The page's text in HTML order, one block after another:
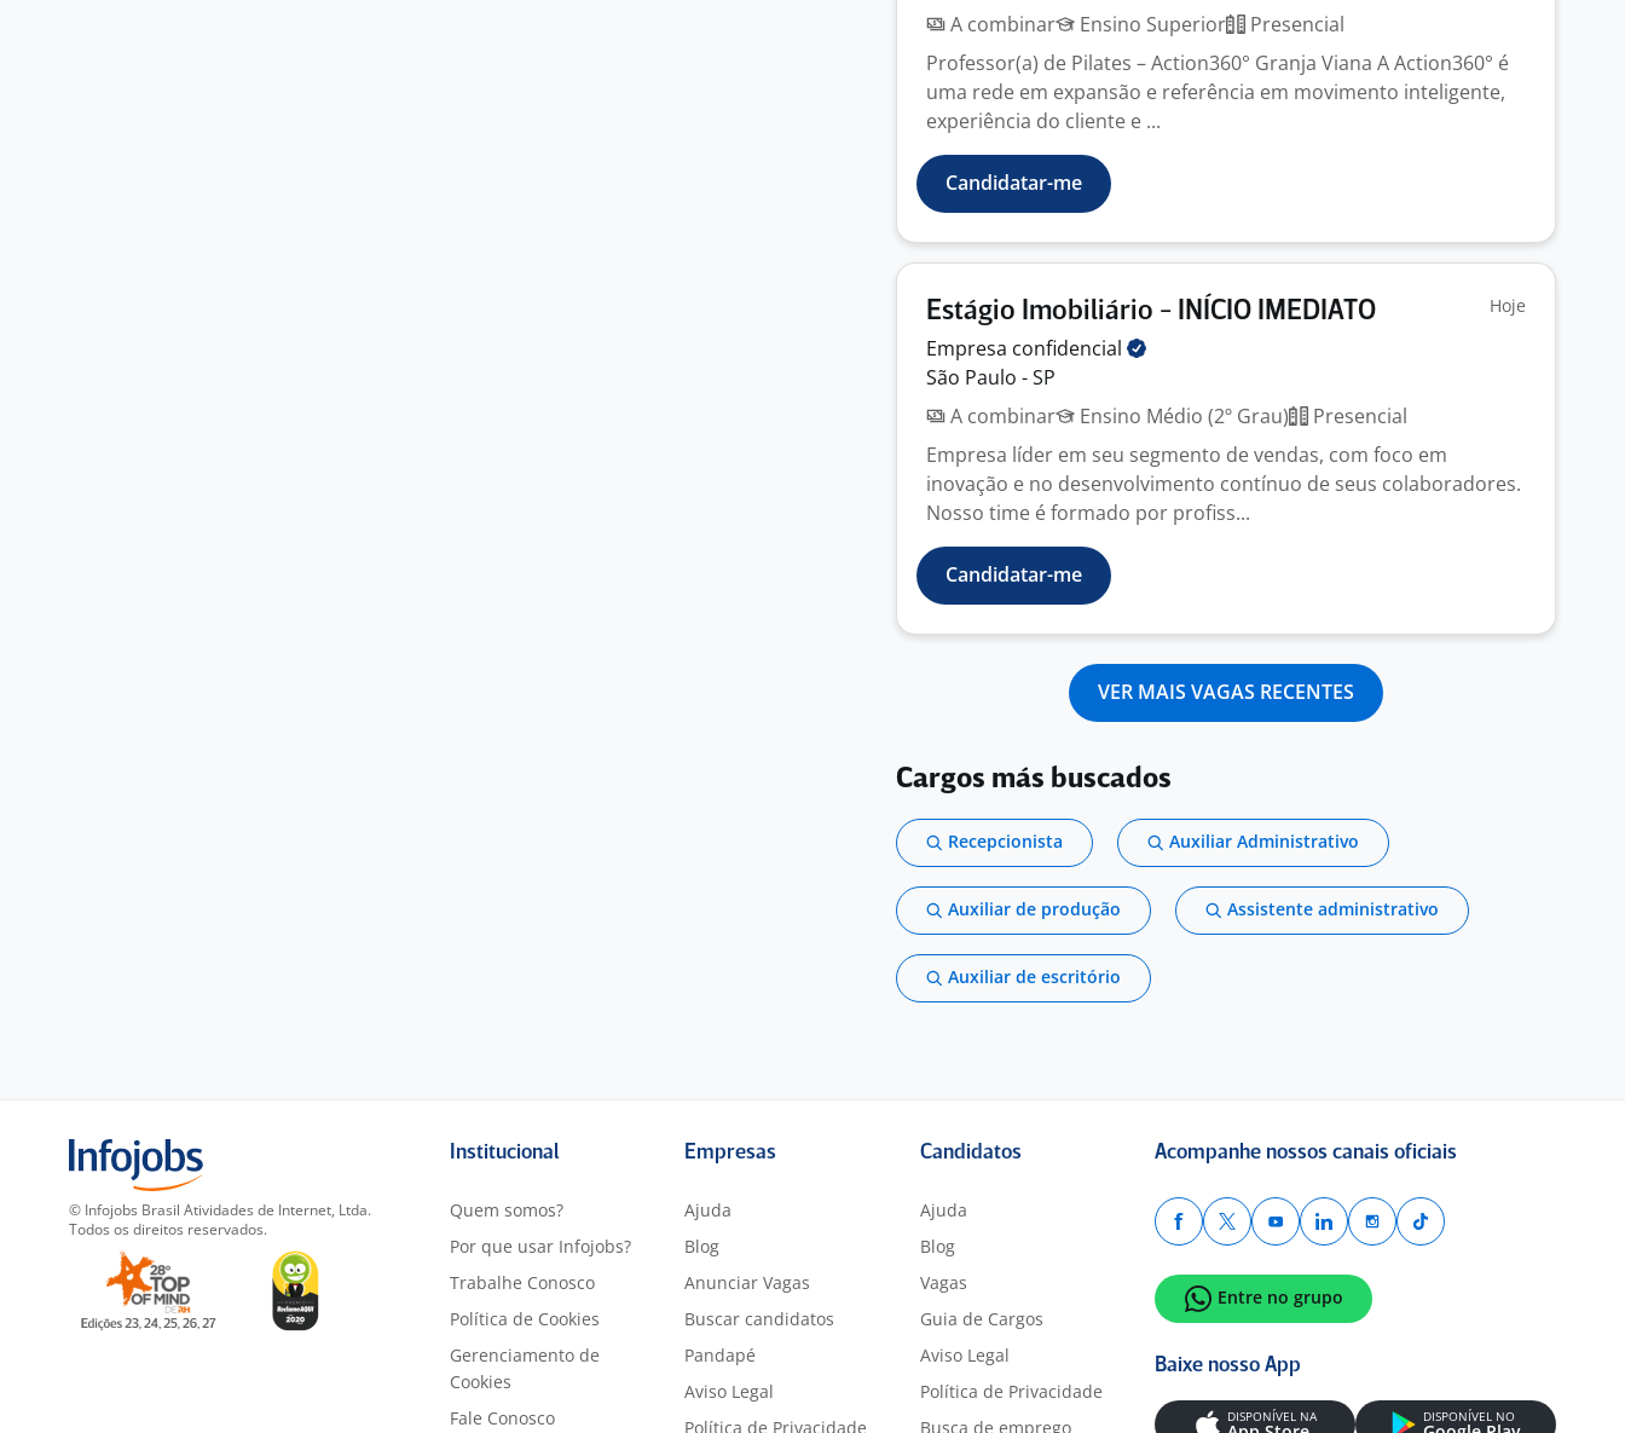
A combinar
Ensino Superior
Presencial
Professor(a) de Pilates – Action360° Granja Viana A Action360° é
uma rede em expansão e referência em movimento inteligente,
experiência do cliente e ...
Candidatar-me
Estágio Imobiliário - INÍCIO IMEDIATO Hoje
Empresa confidencial
São Paulo - SP
A combinar
Ensino Médio (2º Grau)
Presencial
Empresa líder em seu segmento de vendas, com foco em
inovação e no desenvolvimento contínuo de seus colaboradores.
Nosso time é formado por profiss...
Candidatar-me
VER MAIS VAGAS RECENTES
Cargos más buscados
Recepcionista Auxiliar Administrativo
Auxiliar de produção Assistente administrativo
Auxiliar de escritório
© Infojobs Brasil Atividades de Internet, Ltda.
Todos os direitos reservados.
Institucional
Quem somos?
Por que usar Infojobs?
Trabalhe Conosco
Política de Cookies
Gerenciamento de
Cookies
Fale Conosco
Empresas
Ajuda
Blog
Anunciar Vagas
Buscar candidatos
Pandapé
Aviso Legal
Política de Privacidade
Candidatos
Ajuda
Blog
Vagas
Guia de Cargos
Aviso Legal
Política de Privacidade
Busca de emprego
Acompanhe nossos canais oficiais
Entre no grupo
Baixe nosso App
DISPONÍVEL NA DISPONÍVEL NO